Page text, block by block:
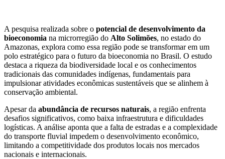
A pesquisa realizada sobre o potencial de desenvolvimento da
bioeconomia na microrregião do Alto Solimões, no estado do
Amazonas, explora como essa região pode se transformar em um
polo estratégico para o futuro da bioeconomia no Brasil. O estudo
destaca a riqueza da biodiversidade local e os conhecimentos
tradicionais das comunidades indígenas, fundamentais para
impulsionar atividades econômicas sustentáveis que se alinhem à
conservação ambiental.
Apesar da abundância de recursos naturais, a região enfrenta
desafios significativos, como baixa infraestrutura e dificuldades
logísticas. A análise aponta que a falta de estradas e a complexidade
do transporte fluvial impedem o desenvolvimento econômico,
limitando a competitividade dos produtos locais nos mercados
nacionais e internacionais.